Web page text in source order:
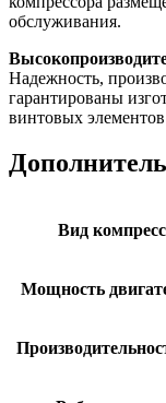
обслуживания.
Надежность,
гарантированы
винтовых
Вид
Мощность